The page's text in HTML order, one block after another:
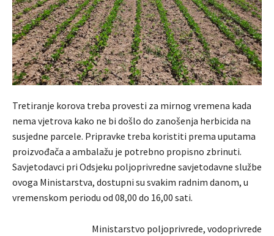
Tretiranje korova treba provesti za mirnog vremena kada
nema vjetrova kako ne bi došlo do zanošenja herbicida na
susjedne parcele. Pripravke treba koristiti prema uputama
proizvođača a ambalažu je potrebno propisno zbrinuti.
Savjetodavci pri Odsjeku poljoprivredne savjetodavne službe
ovoga Ministarstva, dostupni su svakim radnim danom, u
vremenskom periodu od 08,00 do 16,00 sati.
Ministarstvo poljoprivrede, vodoprivrede